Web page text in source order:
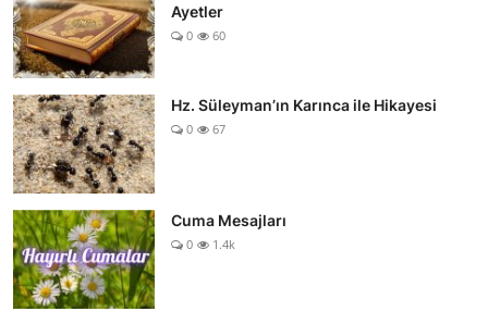
Ayetler
0 60
Hz. Süleyman’ın Karınca ile Hikayesi
0 67
Cuma Mesajları
0 1.4k